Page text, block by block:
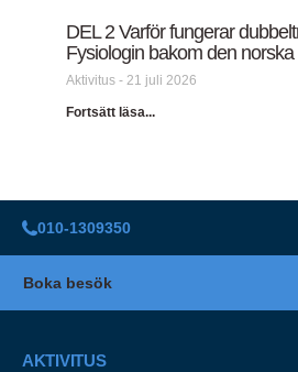
DEL 2 Varför fungerar
Fysiologin bakom den
Aktivitus 21 juli 2026
Fortsätt läsa...
010-1309350
Boka besök
AKTIVITUS